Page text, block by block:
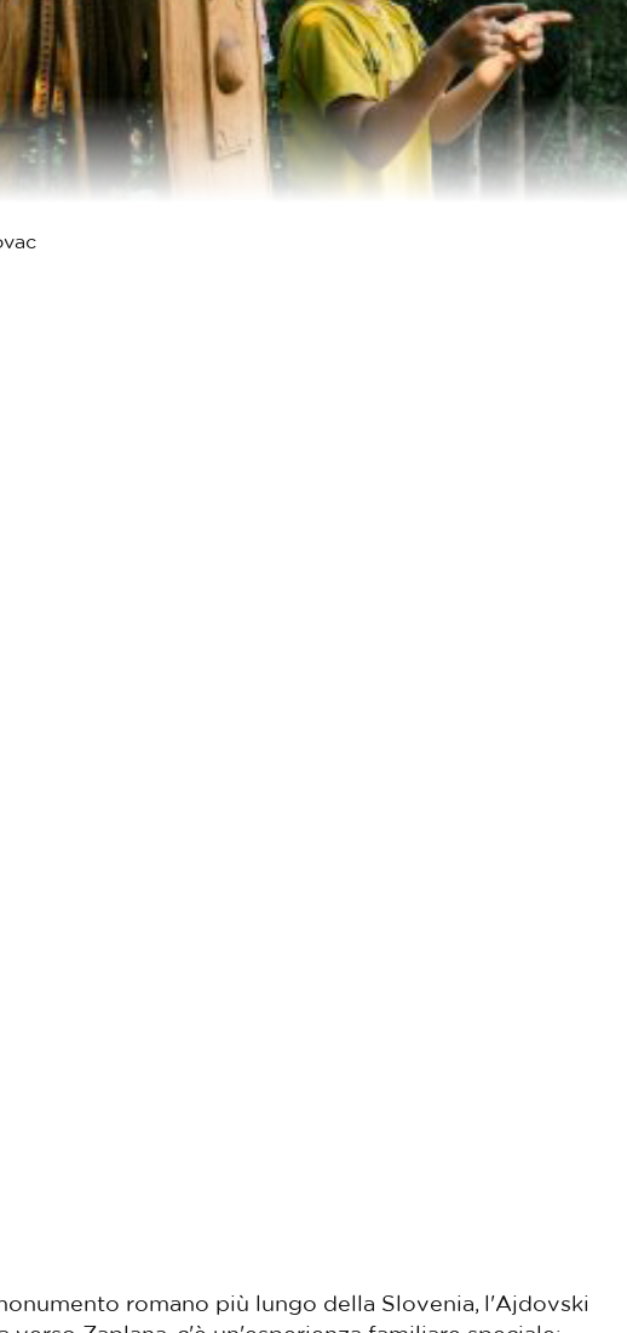
romano più lungo della Slovenia, l'Ajdovski